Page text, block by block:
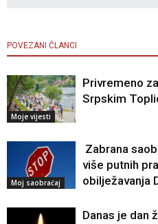
POVEZANI ČLANCI
Moje vijesti
Privremeno
Srpskim
Moj saobraćaj
Zabrana
više putnih
obilježavanja
Danas je dan